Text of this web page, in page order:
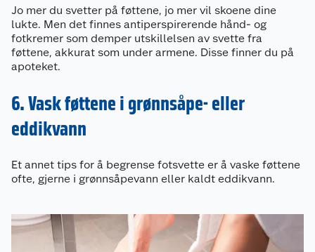
Jo mer du svetter på føttene, jo mer vil skoene dine
lukte. Men det finnes antiperspirerende hånd- og
fotkremer som demper utskillelsen av svette fra
føttene, akkurat som under armene. Disse finner du på
apoteket.
6. Vask føttene i grønnsåpe- eller
eddikvann
Et annet tips for å begrense fotsvette er å vaske føttene
ofte, gjerne i grønnsåpevann eller kaldt eddikvann.